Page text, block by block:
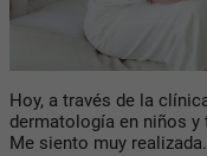
Hoy, a través de la
dermatología en niños
Me siento muy realizada.